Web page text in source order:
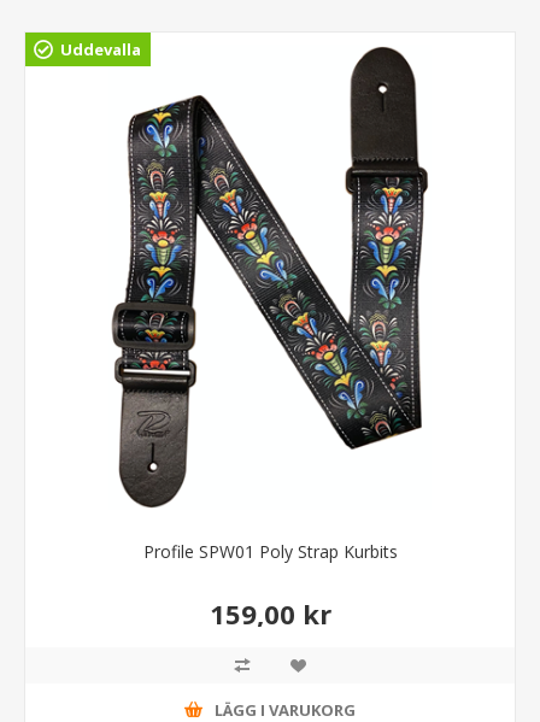
Uddevalla
Profile SPW01 Poly Strap Kurbits
159,00 kr
LÄGG I VARUKORG